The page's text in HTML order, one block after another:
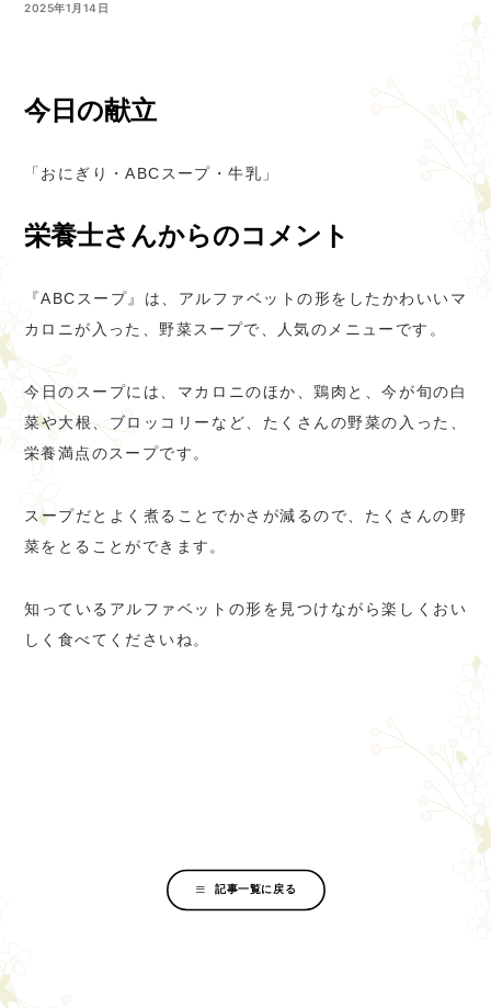
2025年1月14日
今日の献立
「おにぎり・ABCスープ・牛乳」
栄養士さんからのコメント
『ABCスープ』は、アルファベットの形をしたかわいいマ
カロニが入った、野菜スープで、人気のメニューです。
今日のスープには、マカロニのほか、鶏肉と、今が旬の白
菜や大根、ブロッコリーなど、たくさんの野菜の入った、
栄養満点のスープです。
スープだとよく煮ることでかさが減るので、たくさんの野
菜をとることができます。
知っているアルファベットの形を見つけながら楽しくおい
しく食べてくださいね。
記事一覧に戻る